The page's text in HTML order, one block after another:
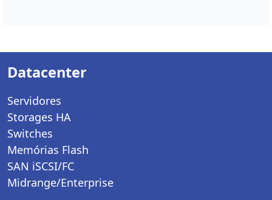
Datacenter
Servidores
Storages HA
Switches
Memórias Flash
SAN iSCSI/FC
Midrange/Enterprise